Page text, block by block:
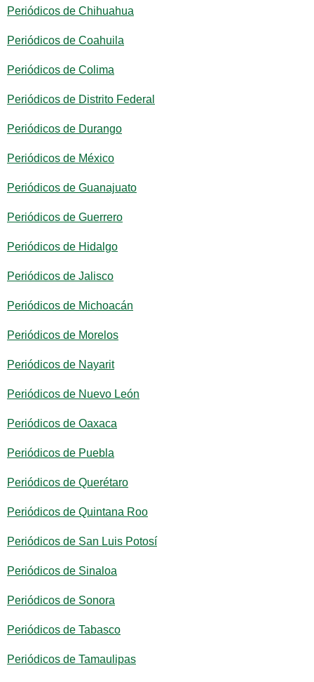
Periódicos de Chihuahua
Periódicos de Coahuila
Periódicos de Colima
Periódicos de Distrito Federal
Periódicos de Durango
Periódicos de México
Periódicos de Guanajuato
Periódicos de Guerrero
Periódicos de Hidalgo
Periódicos de Jalisco
Periódicos de Michoacán
Periódicos de Morelos
Periódicos de Nayarit
Periódicos de Nuevo León
Periódicos de Oaxaca
Periódicos de Puebla
Periódicos de Querétaro
Periódicos de Quintana Roo
Periódicos de San Luis Potosí
Periódicos de Sinaloa
Periódicos de Sonora
Periódicos de Tabasco
Periódicos de Tamaulipas